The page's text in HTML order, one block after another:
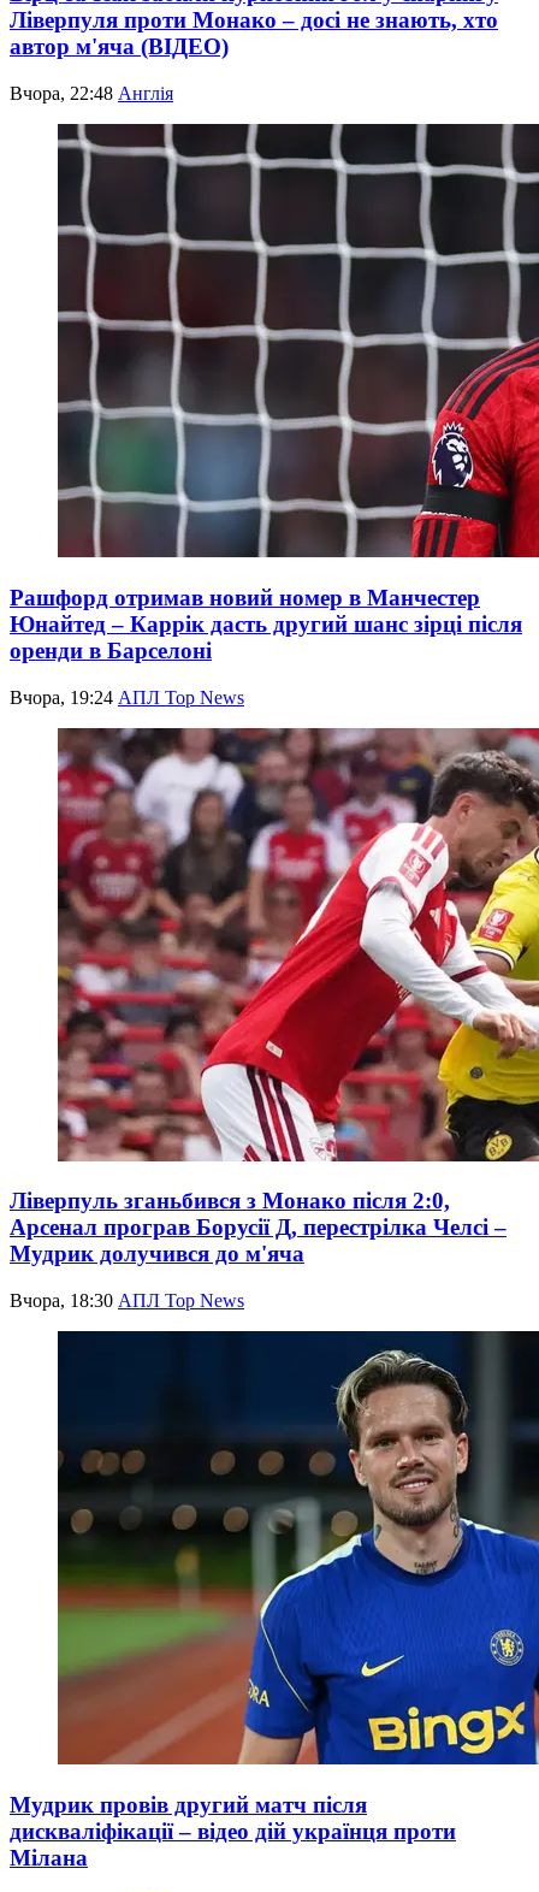
Ліверпуля проти Монако – досі не знають, хто
автор м'яча (ВІДЕО)
Вчора, 22:48 Англія
Рашфорд отримав новий номер в Манчестер
Юнайтед – Каррік дасть другий шанс зірці після
оренди в Барселоні
Вчора, 19:24 АПЛ Top News
Ліверпуль зганьбився з Монако після 2:0,
Арсенал програв Борусії Д, перестрілка Челсі –
Мудрик долучився до м'яча
Вчора, 18:30 АПЛ Top News
Мудрик провів другий матч після
дискваліфікації – відео дій українця проти
Мілана